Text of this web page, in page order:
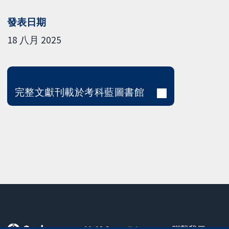
發表日期
18 八月 2025
完整文獻刊載於考科藍圖書館